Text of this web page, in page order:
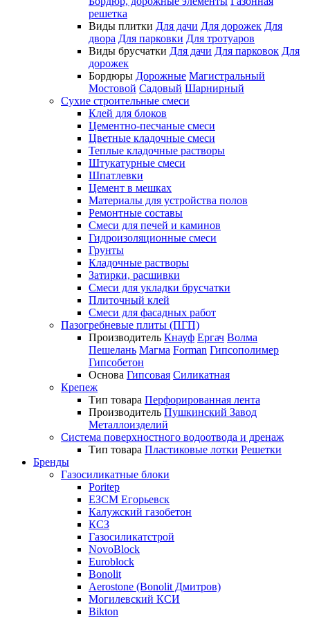
решетка
Виды плитки Для дачи Для дорожек Для
двора Для парковки Для тротуаров
Виды брусчатки Для дачи Для парковок Для
дорожек
Бордюры Дорожные Магистральный
Мостовой Садовый Шарнирный
Сухие строительные смеси
Клей для блоков
Цементно-песчаные смеси
Цветные кладочные смеси
Теплые кладочные растворы
Штукатурные смеси
Шпатлевки
Цемент в мешках
Материалы для устройства полов
Ремонтные составы
Смеси для печей и каминов
Гидроизоляционные смеси
Грунты
Кладочные растворы
Затирки, расшивки
Смеси для укладки брусчатки
Плиточный клей
Смеси для фасадных работ
Пазогребневые плиты (ПГП)
Производитель Кнауф Ергач Волма
Пешелань Магма Forman Гипсополимер
Гипсобетон
Основа Гипсовая Силикатная
Крепеж
Тип товара Перфорированная лента
Производитель Пушкинский Завод
Металлоизделий
Система поверхностного водоотвода и дренаж
Тип товара Пластиковые лотки Решетки
Бренды
Газосиликатные блоки
Poritep
ЕЗСМ Егорьевск
Калужский газобетон
КСЗ
Газосиликатстрой
NovoBlock
Euroblock
Bonolit
Aerostone (Bonolit Дмитров)
Могилевский КСИ
Bikton